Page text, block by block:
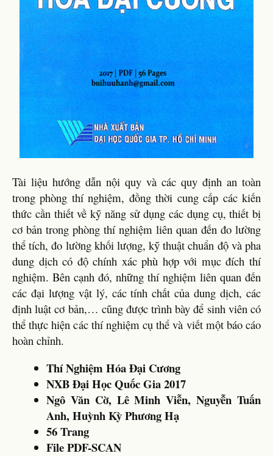
Tài liệu hướng dẫn nội quy và các quy định an toàn
trong phòng thí nghiệm, đồng thời cung cấp các kiến
thức cần thiết về kỹ năng sử dụng các dụng cụ, thiết bị
cơ bản trong phòng thí nghiệm liên quan đến đo lường
thể tích, đo lường khối lượng, kỹ thuật chuẩn độ và pha
dung dịch có độ chính xác phù hợp với mục đích thí
nghiệm. Bên cạnh đó, những thí nghiệm liên quan đến
các đại lượng vật lý, các tính chất của dung dịch, các
định luật cơ bản,… cũng được trình bày để sinh viên có
thể thực hiện các thí nghiệm cụ thể và viết một báo cáo
hoàn chỉnh.
Thí Nghiệm Hóa Đại Cương
NXB Đại Học Quốc Gia 2017
Ngô Văn Cờ, Lê Minh Viễn, Nguyễn Tuấn
Anh, Huỳnh Kỳ Phương Hạ
56 Trang
File PDF-SCAN